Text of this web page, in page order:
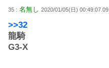
35 : 名無し 2020/01/05(日) 00:49:07.09
>>32
龍騎
G3-X